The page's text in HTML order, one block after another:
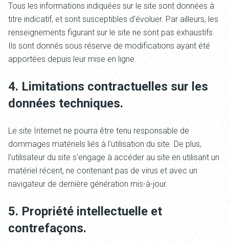
Tous les informations indiquées sur le site sont données à
titre indicatif, et sont susceptibles d'évoluer. Par ailleurs, les
renseignements figurant sur le site ne sont pas exhaustifs.
Ils sont donnés sous réserve de modifications ayant été
apportées depuis leur mise en ligne.
4. Limitations contractuelles sur les
données techniques.
Le site Internet ne pourra être tenu responsable de
dommages matériels liés à l'utilisation du site. De plus,
l'utilisateur du site s'engage à accéder au site en utilisant un
matériel récent, ne contenant pas de virus et avec un
navigateur de dernière génération mis-à-jour.
5. Propriété intellectuelle et
contrefaçons.